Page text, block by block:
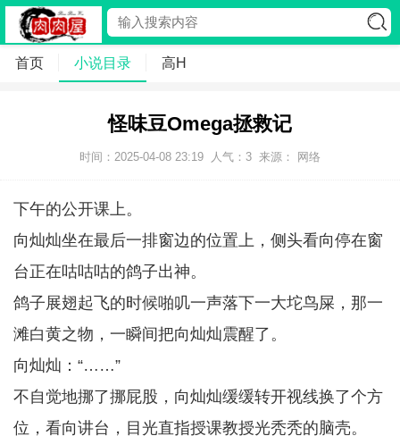
首页 小说目录 高H
怪味豆Omega拯救记
时间：2025-04-08 23:19 人气： 3 来源： 网络
下午的公开课上。
向灿灿坐在最后一排窗边的位置上，侧头看向停在窗
台正在咕咕咕的鸽子出神。
鸽子展翅起飞的时候啪叽一声落下一大坨鸟屎，那一
滩白黄之物，一瞬间把向灿灿震醒了。
向灿灿：“……”
不自觉地挪了挪屁股，向灿灿缓缓转开视线换了个方
位，看向讲台，目光直指授课教授光秃秃的脑壳。